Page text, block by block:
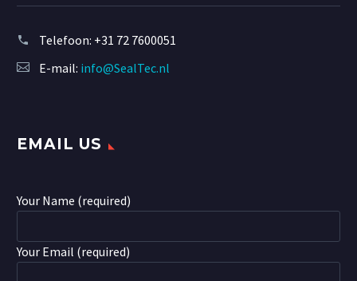
Telefoon: +31 72 7600051
E-mail: info@SealTec.nl
EMAIL US
Your Name (required)
Your Email (required)